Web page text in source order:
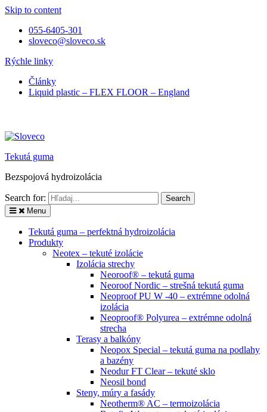
Skip to content
055-6405-301
sloveco@sloveco.sk
Rýchle linky
Články
Liquid plastic – FLEX FLOOR – England
Tekutá guma
Bezspojová hydroizolácia
Search for:
Menu
Tekutá guma – perfektná hydroizolácia
Produkty
Neotex – tekuté izolácie
Izolácia strechy
Neoroof® – tekutá guma
Neoroof Nordic – strešná tekutá guma
Neoproof PU W -40 – extrémne odolná
izolácia
Neoproof® Polyurea – extrémne odolná
strecha
Terasy a balkóny
Neopox Special – tekutá guma na podlahy
a bazény
Neodur FT Clear – tekuté sklo
Neosil bond
Steny, múry a fasády
Neotherm® AC – termoizolácia